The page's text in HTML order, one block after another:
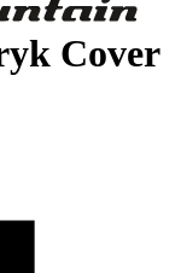
Cover